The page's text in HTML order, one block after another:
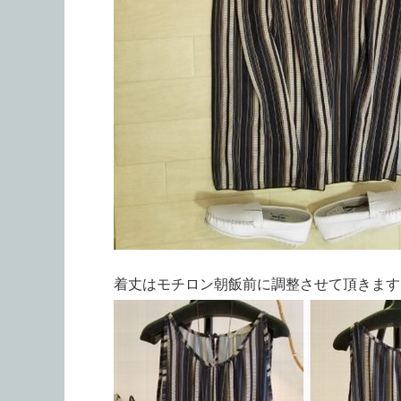
着丈はモチロン朝飯前に調整させて頂きま